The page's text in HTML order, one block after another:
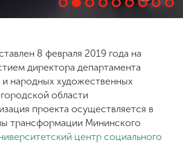
8 февраля 2019 года на
директора департамента
и народных художественных
области
проекта осуществляется в
трансформации Мининского
центр социального